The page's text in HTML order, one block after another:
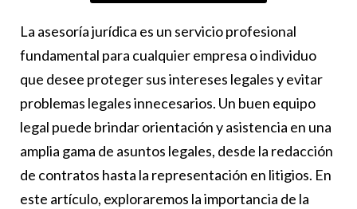
La asesoría jurídica es un servicio profesional
fundamental para cualquier empresa o individuo
que desee proteger sus intereses legales y evitar
problemas legales innecesarios. Un buen equipo
legal puede brindar orientación y asistencia en una
amplia gama de asuntos legales, desde la redacción
de contratos hasta la representación en litigios. En
este artículo, exploraremos la importancia de la